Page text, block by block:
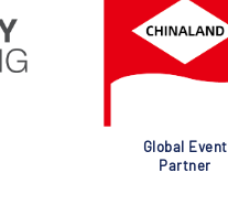
Global Event
Partner